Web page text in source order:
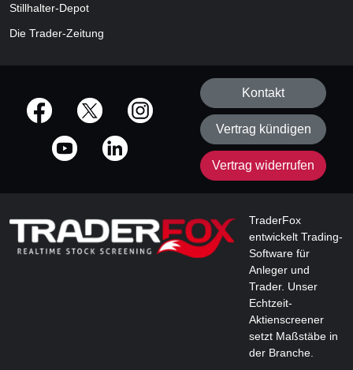
Stillhalter-Depot
Die Trader-Zeitung
offizielle Social Media-Accounts
Kontakt
Vertrag kündigen
Vertrag widerrufen
TraderFox
entwickelt Trading-
Software für
Anleger und
Trader. Unser
Echtzeit-
Aktienscreener
setzt Maßstäbe in
der Branche.